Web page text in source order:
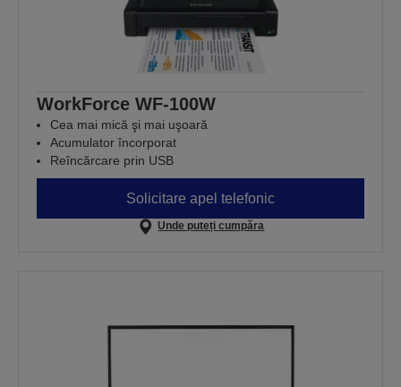
WorkForce WF-100W
Cea mai mică şi mai uşoară
Acumulator încorporat
Reîncărcare prin USB
Solicitare apel telefonic
Unde puteți cumpăra